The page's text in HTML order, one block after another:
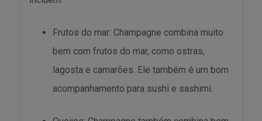
Frutos do mar: Champagne combina muito
bem com frutos do mar, como ostras,
lagosta e camarões. Ele também é um bom
acompanhamento para sushi e sashimi.